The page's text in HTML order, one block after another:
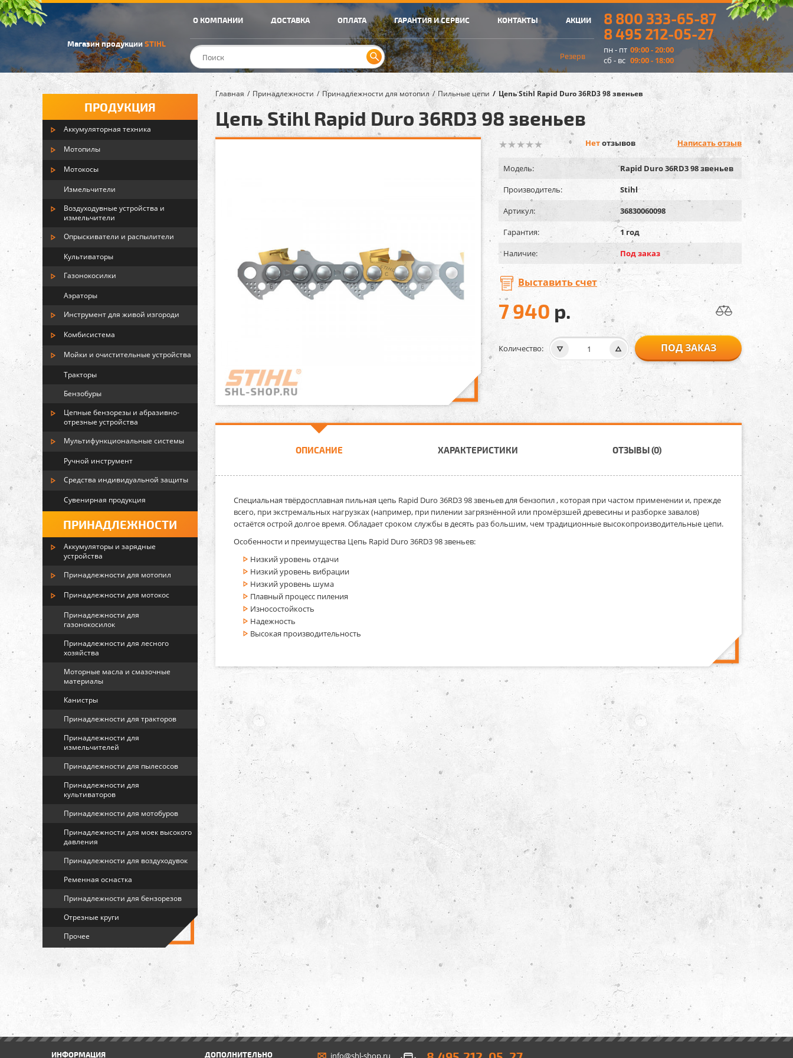
Магазин продукции STIHL
О КОМПАНИИ ДОСТАВКА ОПЛАТА ГАРАНТИЯ И СЕРВИС КОНТАКТЫ АКЦИИ
Резерв
8 800 333-65-87
8 495 212-05-27
пн - пт 09:00 - 20:00
сб - вс 09:00 - 18:00
ПРОДУКЦИЯ
Аккумуляторная техника
Мотопилы
Мотокосы
Измельчители
Воздуходувные устройства и
измельчители
Опрыскиватели и распылители
Культиваторы
Газонокосилки
Аэраторы
Инструмент для живой изгороди
Комбисистема
Мойки и очистительные устройства
Тракторы
Бензобуры
Цепные бензорезы и абразивно-
отрезные устройства
Мультифункциональные системы
Ручной инструмент
Средства индивидуальной защиты
Сувенирная продукция
ПРИНАДЛЕЖНОСТИ
Аккумуляторы и зарядные
устройства
Принадлежности для мотопил
Принадлежности для мотокос
Принадлежности для
газонокосилок
Принадлежности для лесного
хозяйства
Моторные масла и смазочные
материалы
Канистры
Принадлежности для тракторов
Принадлежности для
измельчителей
Принадлежности для пылесосов
Принадлежности для
культиваторов
Принадлежности для мотобуров
Принадлежности для моек высокого
давления
Принадлежности для воздуходувок
Ременная оснастка
Принадлежности для бензорезов
Отрезные круги
Прочее
Главная Принадлежности Принадлежности для мотопил Пильные цепи Цепь Stihl Rapid Duro 36RD3 98 звеньев
Цепь Stihl Rapid Duro 36RD3 98 звеньев
Нетотзывов Написать отзыв
Модель:
Rapid Duro 36RD3 98 звеньев
Производитель:
Stihl
Артикул:
36830060098
Гарантия:
1 год
Наличие:
Под заказ
Выставить счет
7 940 р.
Количество: ПОД ЗАКАЗ
ОПИСАНИЕ ХАРАКТЕРИСТИКИ ОТЗЫВЫ (0)
Специальная твёрдосплавная пильная цепь Rapid Duro 36RD3 98 звеньевдля бензопил , которая при частом применении и, прежде
всего, при экстремальных нагрузках (например, при пилении загрязнённой или промёрзшей древесины и разборке завалов)
остаётся острой долгое время. Обладает сроком службы в десять раз большим, чем традиционные высокопроизводительные цепи.
Особенности и преимущества Цепь Rapid Duro 36RD3 98 звеньев:
Низкий уровень отдачи
Низкий уровень вибрации
Низкий уровень шума
Плавный процесс пиления
Износостойкость
Надежность
Высокая производительность
ИНФОРМАЦИЯ ДОПОЛНИТЕЛЬНО info@shl-shop.ru